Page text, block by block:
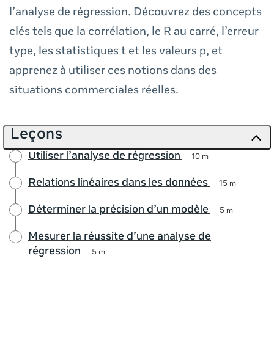
l’analyse de régression. Découvrez des concepts
clés tels que la corrélation, le R au carré, l’erreur
type, les statistiques t et les valeurs p, et
apprenez à utiliser ces notions dans des
situations commerciales réelles.
Leçons
Utiliser l’analyse de régression 10 m
Relations linéaires dans les données 15 m
Déterminer la précision d’un modèle 5 m
Mesurer la réussite d’une analyse de
régression
5 m